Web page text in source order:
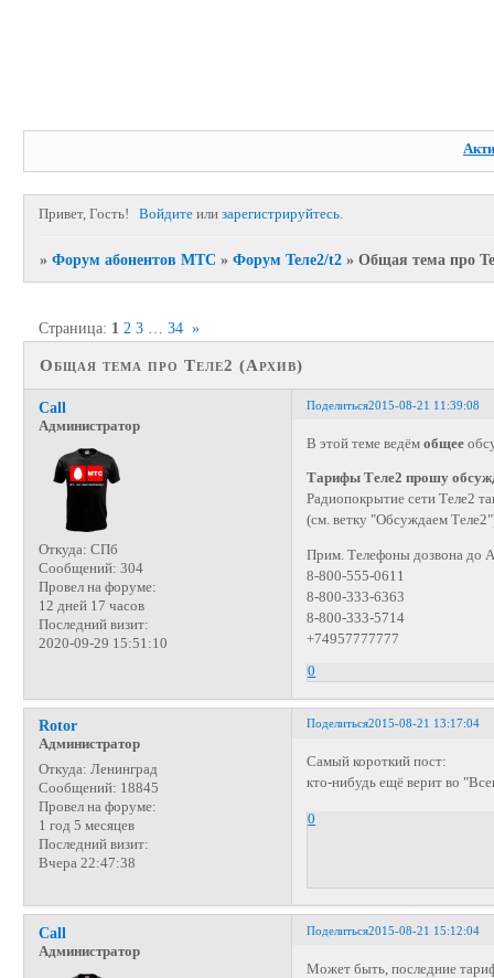
Привет, Гость! Войдите илизарегистрируйтесь.
»Форум абонентов МТС »Форум Теле2/t2 »Общая тема про
Общая тема про Теле2 (Архив)
Страница: 1 2 3 34 »
Поделиться2015-08-21 11:39:08
Call
Администратор
Откуда: СПб
Сообщений: 304
Провел на форуме:
12 дней 17 часов
Последний визит:
2020-09-29 15:51:10
В этой теме ведёмобщее
Тарифы Теле2 прошу
Радиопокрытие сети Теле2
(см. ветку "Обсуждаем
Прим. Телефоны дозвона до
8-800-555-0611
8-800-333-6363
8-800-333-5714
+74957777777
0
Поделиться2015-08-21 13:17:04
Rotor
Администратор
Откуда: Ленинград
Сообщений: 18845
Провел на форуме:
1 год 5 месяцев
Последний визит:
Вчера 22:47:38
Самый короткий пост:
кто-нибудь ещё верит во
0
Поделиться2015-08-21 15:12:04
Call
Администратор
Может быть, последние